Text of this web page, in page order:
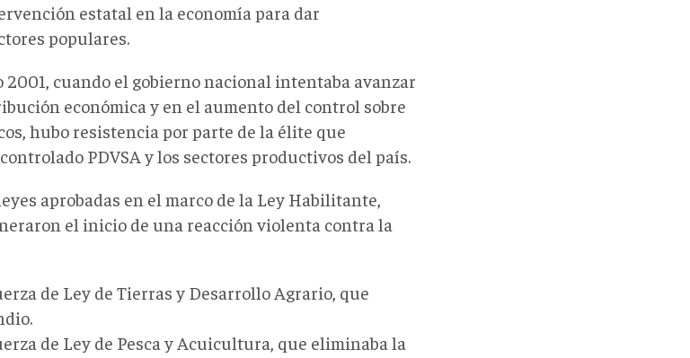
estatal en la economía para dar
populares.
2001, cuando el gobierno nacional intentaba avanzar
económica y en el aumento del control sobre
hubo resistencia por parte de la élite que
PDVSA y los sectores productivos del país.
aprobadas en el marco de la Ley Habilitante,
el inicio de una reacción violenta contra la
de Ley de Tierras y Desarrollo Agrario, que
de Ley de Pesca y Acuicultura, que eliminaba la